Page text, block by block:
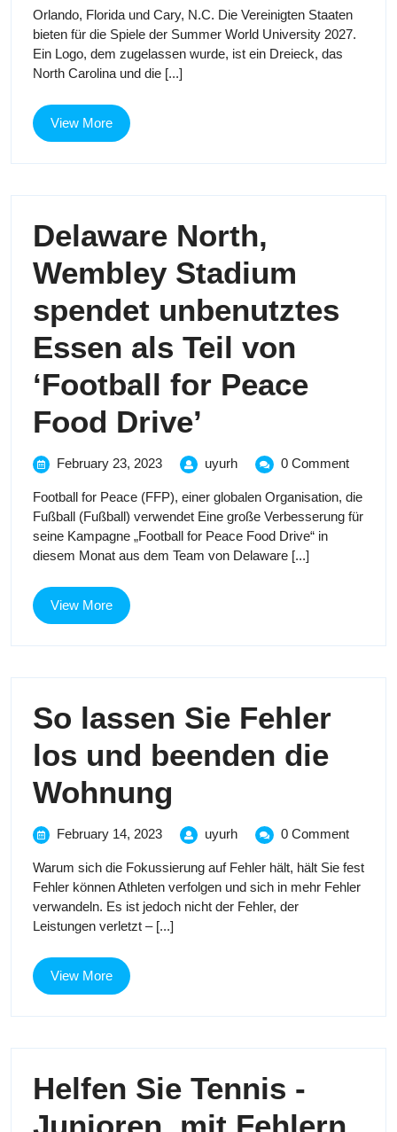
wurde
für
Amerikas
Angebot
für
die
Summer
World
University
Games
2027
2023
wurde
für
Amerikas
Games
Orlando, Florida und Cary, N.C. Die Vereinigten Staaten
bieten für die Spiele der Summer World University 2027.
Ein Logo, dem zugelassen wurde, ist ein Dreieck, das
North Carolina und die [...]
View MoreView
More
Delaware North,
Wembley Stadium
spendet unbenutztes
Essen als Teil von
‘Football for Peace
Food Drive’
North,
Wembley
Stadium
spendet
Essen
als
Teil
von
for
Peace
Food
February 23, 2023February
2023
uyurhDelaware
Wembley
Stadium
spendet
unbenutztes
for
Food
0 Comment
Football for Peace (FFP), einer globalen Organisation, die
Fußball (Fußball) verwendet Eine große Verbesserung für
seine Kampagne „Football for Peace Food Drive“ in
diesem Monat aus dem Team von Delaware [...]
View MoreView
More
So lassen Sie Fehler
los und beenden die
Wohnung
lassen
Sie
Fehler
los
beenden
die
Wohnung
February 14, 2023February
2023
uyurhSo
Sie
Fehler
los
0 Comment
Warum sich die Fokussierung auf Fehler hält, hält Sie fest
Fehler können Athleten verfolgen und sich in mehr Fehler
verwandeln. Es ist jedoch nicht der Fehler, der
Leistungen verletzt – [...]
View MoreView
More
Helfen Sie Tennis -